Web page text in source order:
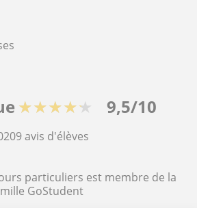
★★★★★ 9,5/10
avis d'élèves
particuliers est membre de la
GoStudent